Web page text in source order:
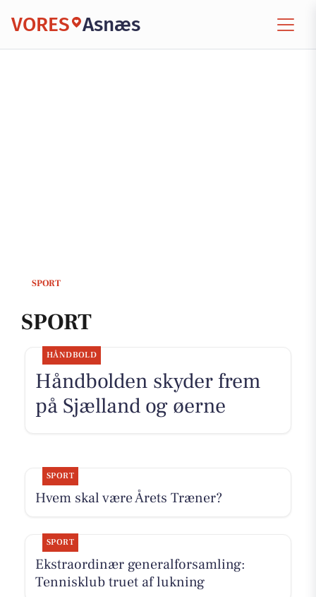
VORES Asnæs
SPORT
SPORT
HÅNDBOLD
Håndbolden skyder frem
på Sjælland og øerne
SPORT
Hvem skal være Årets Træner?
SPORT
Ekstraordinær generalforsamling:
Tennisklub truet af lukning